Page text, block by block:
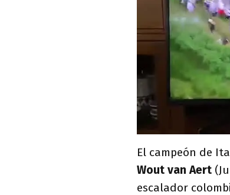
El campeón de
Wout van Aert
escalador